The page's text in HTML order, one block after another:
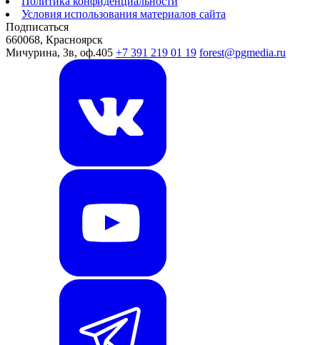
Условия использования материалов сайта
Подписаться
660068, Красноярск
Мичурина, 3в, оф.405 +7 391 219 01 19 forest@pgmedia.ru